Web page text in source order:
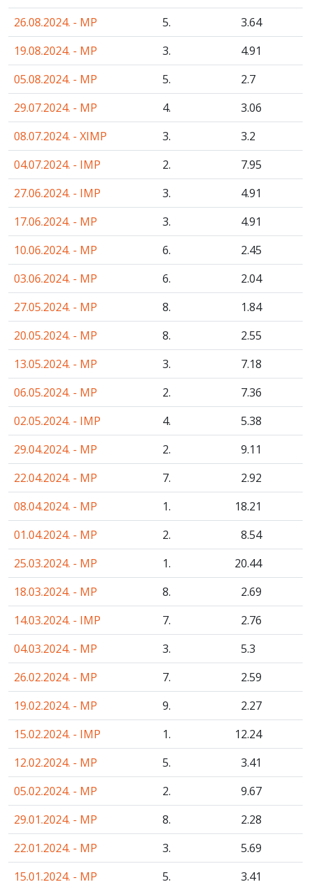
26.08.2024. - MP
5. 3.64
19.08.2024. - MP
3. 4.91
05.08.2024. - MP
5. 2.7
29.07.2024. - MP
4. 3.06
08.07.2024. - XIMP
3. 3.2
04.07.2024. - IMP
2. 7.95
27.06.2024. - IMP
3. 4.91
17.06.2024. - MP
3. 4.91
10.06.2024. - MP
6. 2.45
03.06.2024. - MP
6. 2.04
27.05.2024. - MP
8. 1.84
20.05.2024. - MP
8. 2.55
13.05.2024. - MP
3. 7.18
06.05.2024. - MP
2. 7.36
02.05.2024. - IMP
4. 5.38
29.04.2024. - MP
2. 9.11
22.04.2024. - MP
7. 2.92
08.04.2024. - MP
1. 18.21
01.04.2024. - MP
2. 8.54
25.03.2024. - MP
1. 20.44
18.03.2024. - MP
8. 2.69
14.03.2024. - IMP
7. 2.76
04.03.2024. - MP
3. 5.3
26.02.2024. - MP
7. 2.59
19.02.2024. - MP
9. 2.27
15.02.2024. - IMP
1. 12.24
12.02.2024. - MP
5. 3.41
05.02.2024. - MP
2. 9.67
29.01.2024. - MP
8. 2.28
22.01.2024. - MP
3. 5.69
15.01.2024. - MP
5. 3.41